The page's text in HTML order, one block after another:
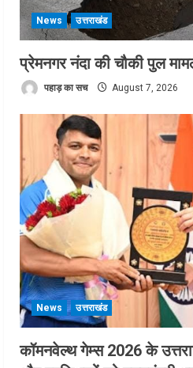
News उत्तराखंड
प्रेमनगर नंदा की चौकी पुल
पहाड़ का सच August 7, 2026
News उत्तराखंड
कॉमनवेल्थ गेम्स 2026 के